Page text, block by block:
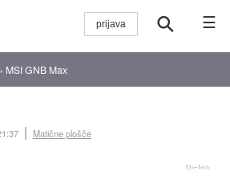
☰
MSI GNB Max
Matične plošče